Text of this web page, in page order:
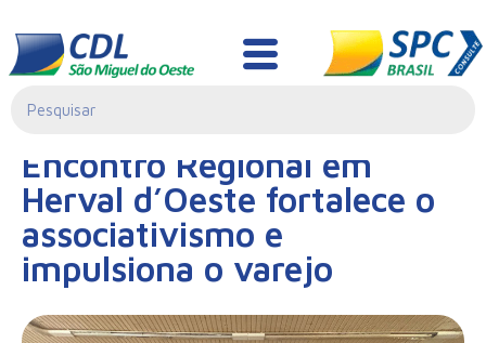
Notícias
Encontro Regional em
Herval d’Oeste fortalece o
associativismo e
impulsiona o varejo